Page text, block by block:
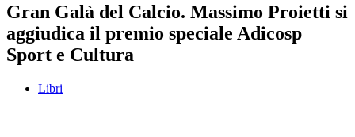
Gran Galà del Calcio. Massimo Proietti si
aggiudica il premio speciale Adicosp
Sport e Cultura
Libri